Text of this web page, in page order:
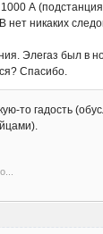
А
никаких
Элегаз был в
Спасибо.
то гадость